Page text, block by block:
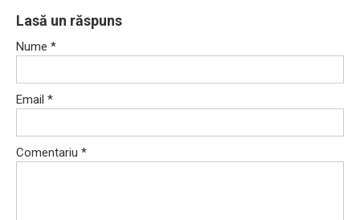
Lasă un răspuns
Nume *
Email *
Comentariu *